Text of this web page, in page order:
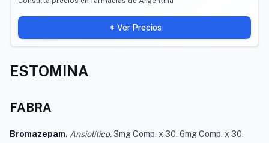
Ver Precios
ESTOMINA
FABRA
Bromazepam. Ansiolítico.3mg Comp. x 30. 6mg Comp. x 30.